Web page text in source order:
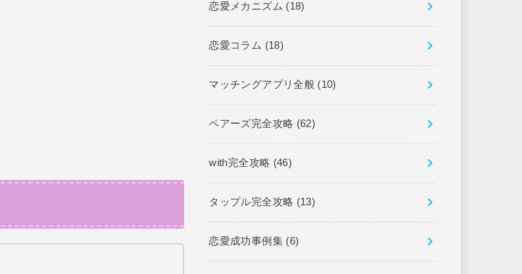
恋愛メカニズム (18)
恋愛コラム (18)
マッチングアプリ全般 (10)
ペアーズ完全攻略 (62)
with完全攻略 (46)
タップル完全攻略 (13)
恋愛成功事例集 (6)